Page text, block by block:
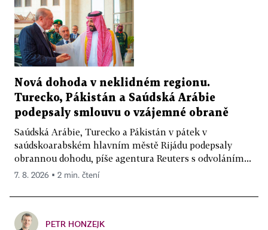
Nová dohoda v neklidném regionu.
Turecko, Pákistán a Saúdská Arábie
podepsaly smlouvu o vzájemné obraně
Saúdská Arábie, Turecko a Pákistán v pátek v
saúdskoarabském hlavním městě Rijádu podepsaly
obrannou dohodu, píše agentura Reuters s odvoláním...
7. 8. 2026 ▪ 2 min. čtení
PETR HONZEJK